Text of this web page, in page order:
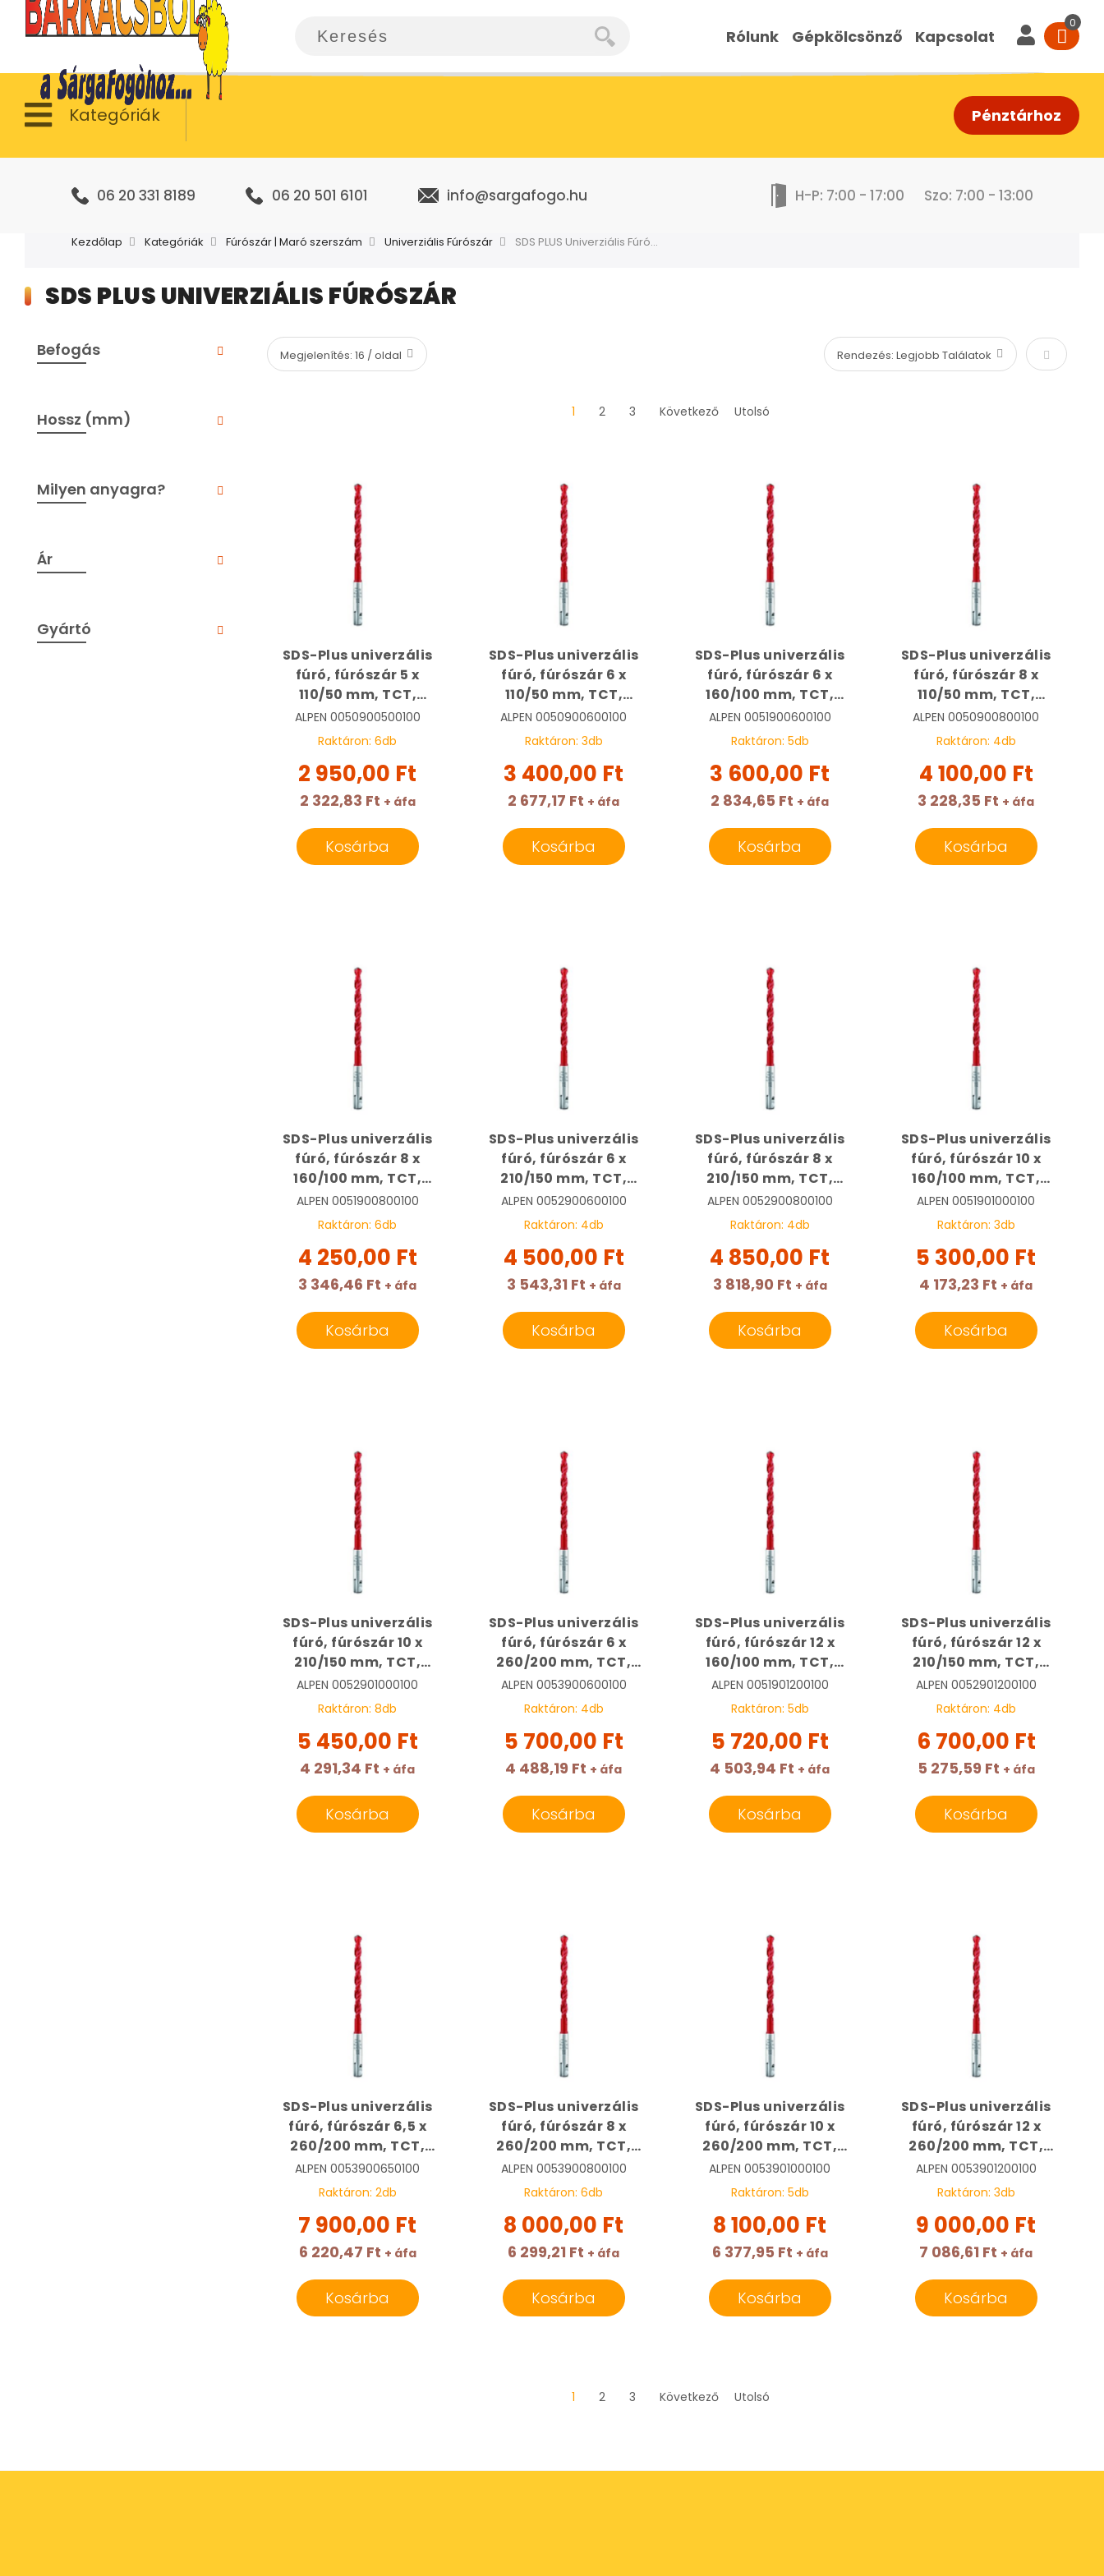
Rólunk Gépkölcsönző Kapcsolat
Kategóriák Pénztárhoz
06 20 331 8189 06 20 501 6101 info@sargafogo.hu H-P: 7:00 - 17:00 Szo: 7:00 - 13:00
Kezdőlap Kategóriák Fúrószár | Maró szerszám Univerziális Fúrószár SDS PLUS Univerziális Fúrószár
SDS PLUS UNIVERZIÁLIS FÚRÓSZÁR
Növekvő
1 2 3 Következő Utolsó
SDS-Plus univerzális
fúró, fúrószár 5 x
110/50 mm, TCT,
Multicut | ALPEN
0050900500100
ALPEN 0050900500100
Raktáron:6db
2 950,00 Ft
2 322,83 Ft + áfa
Kosárba
SDS-Plus univerzális
fúró, fúrószár 6 x
110/50 mm, TCT,
Multicut | ALPEN
0050900600100
ALPEN 0050900600100
Raktáron: 3db
3 400,00 Ft
2 677,17 Ft + áfa
Kosárba
SDS-Plus univerzális
fúró, fúrószár 6 x
160/100 mm, TCT,
Multicut | ALPEN
0051900600100
ALPEN 0051900600100
Raktáron: 5db
3 600,00 Ft
2 834,65 Ft + áfa
Kosárba
SDS-Plus univerzális
fúró, fúrószár 8 x
110/50 mm, TCT,
Multicut | ALPEN
0050900800100
ALPEN 0050900800100
Raktáron: 4db
4 100,00 Ft
3 228,35 Ft + áfa
Kosárba
SDS-Plus univerzális
fúró, fúrószár 8 x
160/100 mm, TCT,
Multicut | ALPEN
0051900800100
ALPEN 0051900800100
Raktáron:6db
4 250,00 Ft
3 346,46 Ft + áfa
Kosárba
SDS-Plus univerzális
fúró, fúrószár 6 x
210/150 mm, TCT,
Multicut | ALPEN
0052900600100
ALPEN 0052900600100
Raktáron: 4db
4 500,00 Ft
3 543,31 Ft + áfa
Kosárba
SDS-Plus univerzális
fúró, fúrószár 8 x
210/150 mm, TCT,
Multicut | ALPEN
0052900800100
ALPEN 0052900800100
Raktáron: 4db
4 850,00 Ft
3 818,90 Ft + áfa
Kosárba
SDS-Plus univerzális
fúró, fúrószár 10 x
160/100 mm, TCT,
Multicut | ALPEN
0051901000100
ALPEN 0051901000100
Raktáron: 3db
5 300,00 Ft
4 173,23 Ft + áfa
Kosárba
SDS-Plus univerzális
fúró, fúrószár 10 x
210/150 mm, TCT,
Multicut | ALPEN
0052901000100
ALPEN 0052901000100
Raktáron:8db
5 450,00 Ft
4 291,34 Ft + áfa
Kosárba
SDS-Plus univerzális
fúró, fúrószár 6 x
260/200 mm, TCT,
Multicut | ALPEN
0053900600100
ALPEN 0053900600100
Raktáron: 4db
5 700,00 Ft
4 488,19 Ft + áfa
Kosárba
SDS-Plus univerzális
fúró, fúrószár 12 x
160/100 mm, TCT,
Multicut | ALPEN
0051901200100
ALPEN 0051901200100
Raktáron: 5db
5 720,00 Ft
4 503,94 Ft + áfa
Kosárba
SDS-Plus univerzális
fúró, fúrószár 12 x
210/150 mm, TCT,
Multicut | ALPEN
0052901200100
ALPEN 0052901200100
Raktáron: 4db
6 700,00 Ft
5 275,59 Ft + áfa
Kosárba
SDS-Plus univerzális
fúró, fúrószár 6,5 x
260/200 mm, TCT,
Multicut | ALPEN
0053900650100
ALPEN 0053900650100
Raktáron: 2db
7 900,00 Ft
6 220,47 Ft + áfa
Kosárba
SDS-Plus univerzális
fúró, fúrószár 8 x
260/200 mm, TCT,
Multicut | ALPEN
0053900800100
ALPEN 0053900800100
Raktáron:6db
8 000,00 Ft
6 299,21 Ft + áfa
Kosárba
SDS-Plus univerzális
fúró, fúrószár 10 x
260/200 mm, TCT,
Multicut | ALPEN
0053901000100
ALPEN 0053901000100
Raktáron: 5db
8 100,00 Ft
6 377,95 Ft + áfa
Kosárba
SDS-Plus univerzális
fúró, fúrószár 12 x
260/200 mm, TCT,
Multicut | ALPEN
0053901200100
ALPEN 0053901200100
Raktáron: 3db
9 000,00 Ft
7 086,61 Ft + áfa
Kosárba
1 2 3 Következő Utolsó
Befogás
Hossz (mm)
Milyen anyagra?
Ár
Gyártó